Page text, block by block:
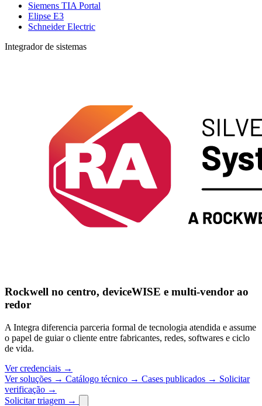
Siemens TIA Portal
Elipse E3
Schneider Electric
Integrador de sistemas
Rockwell no centro, deviceWISE e multi-vendor ao
redor
A Integra diferencia parceria formal de tecnologia atendida e assume
o papel de guiar o cliente entre fabricantes, redes, softwares e ciclo
de vida.
Ver credenciais →
Ver soluções → Catálogo técnico → Cases publicados → Solicitar
verificação →
Solicitar triagem →